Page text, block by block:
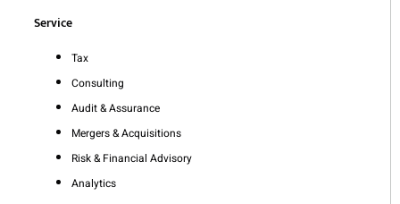
Service
Tax
Consulting
Audit & Assurance
Mergers & Acquisitions
Risk & Financial Advisory
Analytics